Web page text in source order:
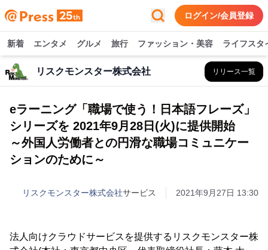
ログイン/会員登録
新着 エンタメ グルメ 旅行 ファッション・美容 ライフスタ
リスクモンスター株式会社 リリース一覧
eラーニング「職場で使う！日本語フレーズ」
シリーズを 2021年9月28日(火)に提供開始
～外国人労働者との円滑な職場コミュニケー
ションのために～
リスクモンスター株式会社サービス 2021年9月27日 13:30
法人向けクラウドサービスを提供するリスクモンスター株